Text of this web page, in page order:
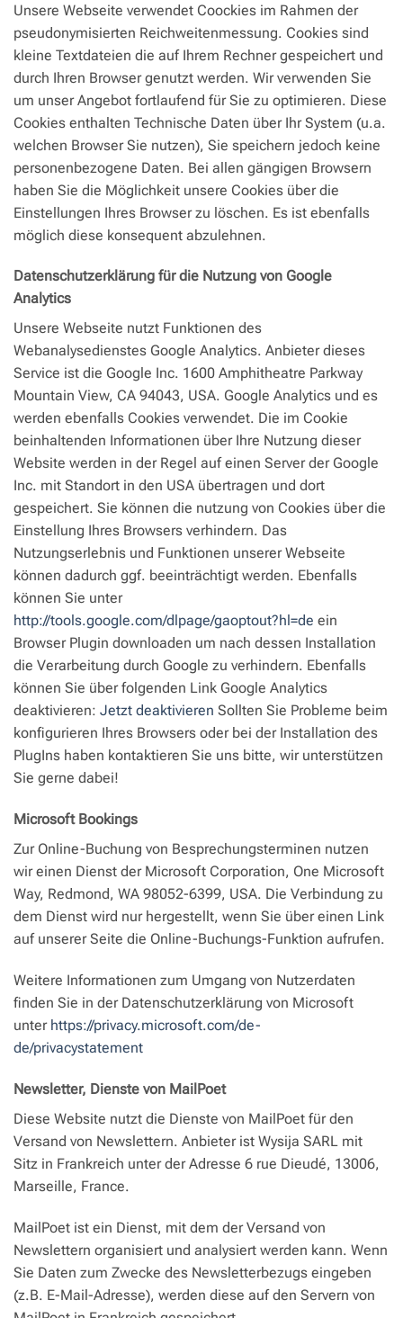
Unsere Webseite verwendet Coockies im Rahmen der
pseudonymisierten Reichweitenmessung. Cookies sind
kleine Textdateien die auf Ihrem Rechner gespeichert und
durch Ihren Browser genutzt werden. Wir verwenden Sie
um unser Angebot fortlaufend für Sie zu optimieren. Diese
Cookies enthalten Technische Daten über Ihr System (u.a.
welchen Browser Sie nutzen), Sie speichern jedoch keine
personenbezogene Daten. Bei allen gängigen Browsern
haben Sie die Möglichkeit unsere Cookies über die
Einstellungen Ihres Browser zu löschen. Es ist ebenfalls
möglich diese konsequent abzulehnen.
Datenschutzerklärung für die Nutzung von Google
Analytics
Unsere Webseite nutzt Funktionen des
Webanalysedienstes Google Analytics. Anbieter dieses
Service ist die Google Inc. 1600 Amphitheatre Parkway
Mountain View, CA 94043, USA. Google Analytics und es
werden ebenfalls Cookies verwendet. Die im Cookie
beinhaltenden Informationen über Ihre Nutzung dieser
Website werden in der Regel auf einen Server der Google
Inc. mit Standort in den USA übertragen und dort
gespeichert. Sie können die nutzung von Cookies über die
Einstellung Ihres Browsers verhindern. Das
Nutzungserlebnis und Funktionen unserer Webseite
können dadurch ggf. beeinträchtigt werden. Ebenfalls
können Sie unter
http://tools.google.com/dlpage/gaoptout?hl=de ein
Browser Plugin downloaden um nach dessen Installation
die Verarbeitung durch Google zu verhindern. Ebenfalls
können Sie über folgenden Link Google Analytics
deaktivieren: Jetzt deaktivieren Sollten Sie Probleme beim
konfigurieren Ihres Browsers oder bei der Installation des
PlugIns haben kontaktieren Sie uns bitte, wir unterstützen
Sie gerne dabei!
Microsoft Bookings
Zur Online-Buchung von Besprechungsterminen nutzen
wir einen Dienst der Microsoft Corporation, One Microsoft
Way, Redmond, WA 98052-6399, USA. Die Verbindung zu
dem Dienst wird nur hergestellt, wenn Sie über einen Link
auf unserer Seite die Online-Buchungs-Funktion aufrufen.
Weitere Informationen zum Umgang von Nutzerdaten
finden Sie in der Datenschutzerklärung von Microsoft
unter https://privacy.microsoft.com/de-
de/privacystatement
Newsletter, Dienste von MailPoet
Diese Website nutzt die Dienste von MailPoet für den
Versand von Newslettern. Anbieter ist Wysija SARL mit
Sitz in Frankreich unter der Adresse 6 rue Dieudé, 13006,
Marseille, France.
MailPoet ist ein Dienst, mit dem der Versand von
Newslettern organisiert und analysiert werden kann. Wenn
Sie Daten zum Zwecke des Newsletterbezugs eingeben
(z.B. E-Mail-Adresse), werden diese auf den Servern von